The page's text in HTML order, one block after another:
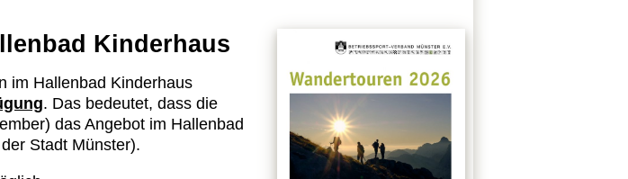
Kinderhaus
im Hallenbad Kinderhaus
. Das bedeutet, dass die
das Angebot im Hallenbad
Stadt Münster).